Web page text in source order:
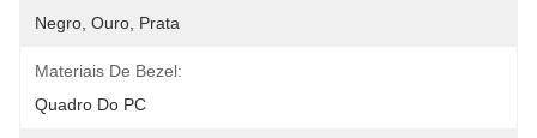
Negro, Ouro, Prata
Materiais De Bezel:
Quadro Do PC